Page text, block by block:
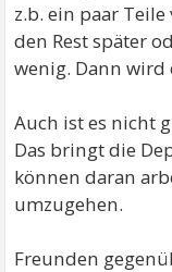
z.b. ein paar
den Rest später
wenig. Dann wird
Auch ist es nicht
Das bringt die
können daran
umzugehen.
Freunden